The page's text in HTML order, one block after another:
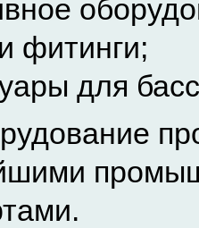
фитинги;
для